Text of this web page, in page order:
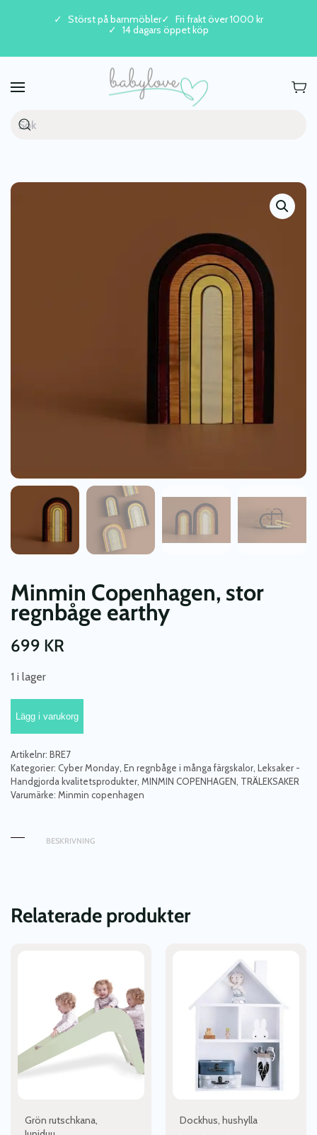
Skip to main content
Störst på barnmöbler
Fri frakt över 1000 kr
14 dagars öppet köp
Minmin Copenhagen, stor
regnbåge earthy
699 KR
1 i lager
Copenhagen,
stor
regnbåge
earthy
mängd
Lägg i varukorg
Artikelnr: BRE7
Kategorier: Cyber Monday En regnbåge i många färgskalor Leksaker -
Handgjorda kvalitetsprodukter MINMIN COPENHAGEN TRÄLEKSAKER
Varumärke: Minmin copenhagen
BESKRIVNING
Relaterade produkter
Grön rutschkana,
Dockhus, hushylla